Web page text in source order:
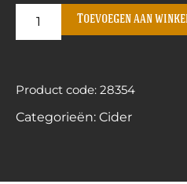
Toevoegen aan
Product code: 28354
Categorieën: Cider